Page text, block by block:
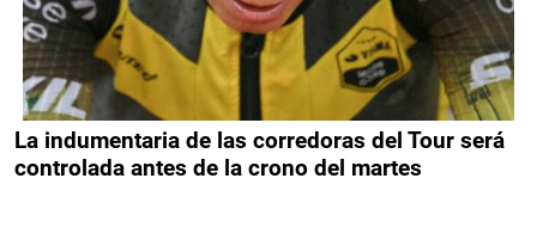
La indumentaria de las corredoras del Tour será
controlada antes de la crono del martes